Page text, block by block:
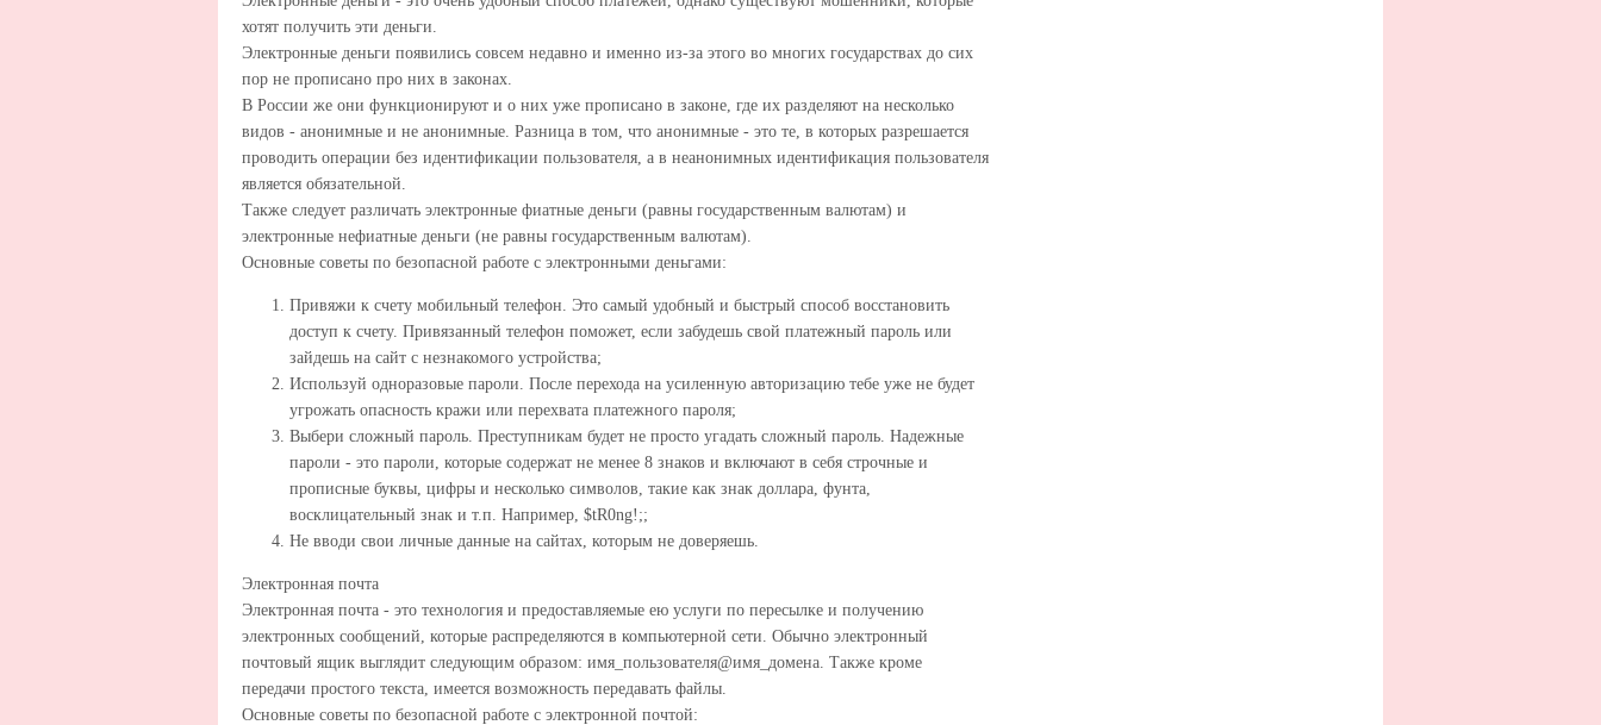
хотят получить эти деньги.
Электронные деньги появились совсем недавно и именно из-за этого во многих государствах до сих
пор не прописано про них в законах.
В России же они функционируют и о них уже прописано в законе, где их разделяют на несколько
видов - анонимные и не анонимные. Разница в том, что анонимные - это те, в которых разрешается
проводить операции без идентификации пользователя, а в неанонимных идентификация пользователя
является обязательной.
Также следует различать электронные фиатные деньги (равны государственным валютам) и
электронные нефиатные деньги (не равны государственным валютам).
Основные советы по безопасной работе с электронными деньгами:
Привяжи к счету мобильный телефон. Это самый удобный и быстрый способ восстановить
доступ к счету. Привязанный телефон поможет, если забудешь свой платежный пароль или
зайдешь на сайт с незнакомого устройства;
Используй одноразовые пароли. После перехода на усиленную авторизацию тебе уже не будет
угрожать опасность кражи или перехвата платежного пароля;
Выбери сложный пароль. Преступникам будет не просто угадать сложный пароль. Надежные
пароли - это пароли, которые содержат не менее 8 знаков и включают в себя строчные и
прописные буквы, цифры и несколько символов, такие как знак доллара, фунта,
восклицательный знак и т.п. Например, $tR0ng!;;
Не вводи свои личные данные на сайтах, которым не доверяешь.
Электронная почта
Электронная почта - это технология и предоставляемые ею услуги по пересылке и получению
электронных сообщений, которые распределяются в компьютерной сети. Обычно электронный
почтовый ящик выглядит следующим образом: имя_пользователя@имя_домена. Также кроме
передачи простого текста, имеется возможность передавать файлы.
Основные советы по безопасной работе с электронной почтой: